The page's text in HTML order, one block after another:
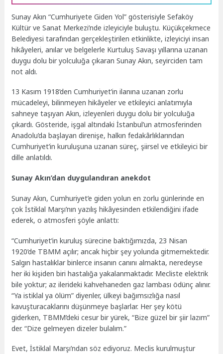
Sunay Akın “Cumhuriyete Giden Yol” gösterisiyle Sefaköy
Kültür ve Sanat Merkezi’nde izleyiciyle buluştu. Küçükçekmece
Belediyesi tarafından gerçekleştirilen etkinlikte, izleyiciyi insan
hikâyeleri, anılar ve belgelerle Kurtuluş Savaşı yıllarına uzanan
duygu dolu bir yolculuğa çıkaran Sunay Akın, seyirciden tam
not aldı.
13 Kasım 1918’den Cumhuriyet’in ilanına uzanan zorlu
mücadeleyi, bilinmeyen hikâyeler ve etkileyici anlatımıyla
sahneye taşıyan Akın, izleyenleri duygu dolu bir yolculuğa
çıkardı. Gösteride, işgal altındaki İstanbul’un atmosferinden
Anadolu’da başlayan direnişe, halkın fedakârlıklarından
Cumhuriyet’in kuruluşuna uzanan süreç, şiirsel ve etkileyici bir
dille anlatıldı.
Sunay Akın’dan duygulandıran anekdot
Sunay Akın, Cumhuriyet’e giden yolun en zorlu günlerinde en
çok İstiklal Marşı’nın yazılış hikâyesinden etkilendiğini ifade
ederek, o atmosferi şöyle anlattı:
“Cumhuriyet’in kuruluş sürecine baktığımızda, 23 Nisan
1920’de TBMM açılır; ancak hiçbir şey yolunda gitmemektedir.
Salgın hastalıklar binlerce insanın canını almakta, neredeyse
her iki kişiden biri hastalığa yakalanmaktadır. Mecliste elektrik
bile yoktur; az ilerideki kahvehaneden gaz lambası ödünç alınır.
“Ya istiklal ya ölüm” diyenler, ülkeyi bağımsızlığa nasıl
kavuşturacaklarını düşünmeye başlarlar. Her şey kötü
giderken, TBMM’deki cesur bir yürek, “Bize güzel bir şiir lazım”
der. “Dize gelmeyen dizeler bulalım.”
Evet, İstiklal Marşı’ndan söz ediyoruz. Meclis kurulmuştur